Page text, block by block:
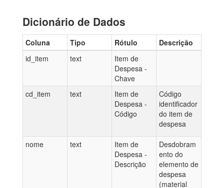
Dicionário de Dados
Coluna Tipo Rótulo
Descrição
id_item
text
Item de
Despesa -
Chave
cd_item
text
Item de
Despesa -
Código
Código
identificador
do item de
despesa
nome text
Item de
Despesa -
Descrição
Desdobram
ento do
elemento de
despesa
(material